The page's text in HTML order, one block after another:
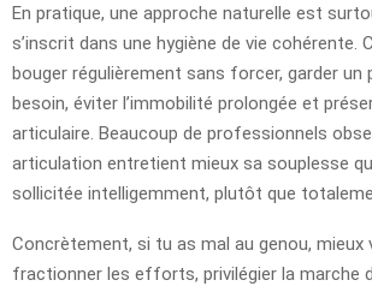
En pratique, une approche naturelle est
s’inscrit dans une hygiène de vie cohérente.
bouger régulièrement sans forcer, garder un
besoin, éviter l’immobilité prolongée et
articulaire. Beaucoup de professionnels
articulation entretient mieux sa souplesse
sollicitée intelligemment, plutôt que
Concrètement, si tu as mal au genou, mieux
fractionner les efforts, privilégier la marche